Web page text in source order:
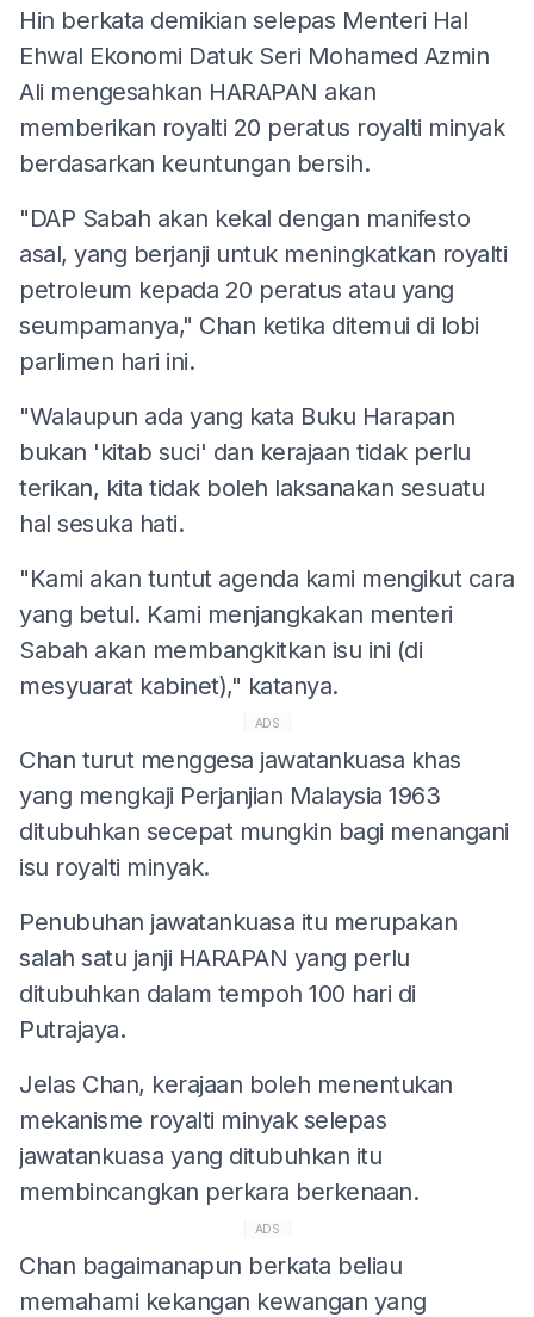
Hin berkata demikian selepas Menteri Hal
Ehwal Ekonomi Datuk Seri Mohamed Azmin
Ali mengesahkan HARAPAN akan
memberikan royalti 20 peratus royalti minyak
berdasarkan keuntungan bersih.
"DAP Sabah akan kekal dengan manifesto
asal, yang berjanji untuk meningkatkan royalti
petroleum kepada 20 peratus atau yang
seumpamanya," Chan ketika ditemui di lobi
parlimen hari ini.
"Walaupun ada yang kata Buku Harapan
bukan 'kitab suci' dan kerajaan tidak perlu
terikan, kita tidak boleh laksanakan sesuatu
hal sesuka hati.
"Kami akan tuntut agenda kami mengikut cara
yang betul. Kami menjangkakan menteri
Sabah akan membangkitkan isu ini (di
mesyuarat kabinet)," katanya.
ADS
Chan turut menggesa jawatankuasa khas
yang mengkaji Perjanjian Malaysia 1963
ditubuhkan secepat mungkin bagi menangani
isu royalti minyak.
Penubuhan jawatankuasa itu merupakan
salah satu janji HARAPAN yang perlu
ditubuhkan dalam tempoh 100 hari di
Putrajaya.
Jelas Chan, kerajaan boleh menentukan
mekanisme royalti minyak selepas
jawatankuasa yang ditubuhkan itu
membincangkan perkara berkenaan.
ADS
Chan bagaimanapun berkata beliau
memahami kekangan kewangan yang